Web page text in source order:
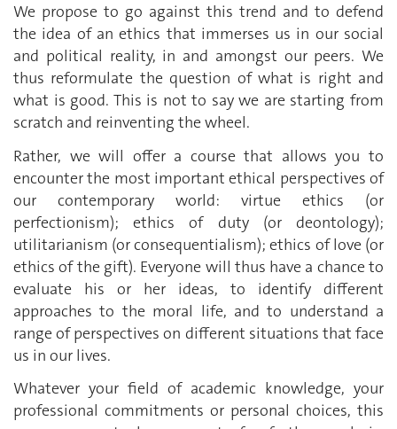
We propose to go against this trend and to defend
the idea of ​​an ethics that immerses us in our social
and political reality, in and amongst our peers. We
thus reformulate the question of what is right and
what is good. This is not to say we are starting from
scratch and reinventing the wheel.
Rather, we will offer a course that allows you to
encounter the most important ethical perspectives of
our contemporary world: virtue ethics (or
perfectionism); ethics of duty (or deontology);
utilitarianism (or consequentialism); ethics of love (or
ethics of the gift). Everyone will thus have a chance to
evaluate his or her ideas, to identify different
approaches to the moral life, and to understand a
range of perspectives on different situations that face
us in our lives.
Whatever your field of academic knowledge, your
professional commitments or personal choices, this